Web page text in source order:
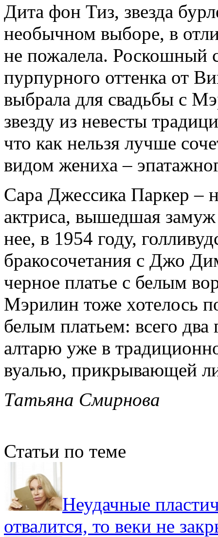
Дита фон Тиз, звезда
необычном выборе, в
не пожалела. Роскошный
пурпурного оттенка от
выбрала для свадьбы с
звезду из невесты
что как нельзя лучше
видом жениха –
Сара Джессика Паркер –
актриса, вышедшая замуж
нее, в 1954 году,
бракосочетания с Джо
черное платье с белым
Мэрилин тоже хотелось
белым платьем: всего
алтарю уже в
вуалью, прикрывающей
Татьяна Смирнова
Статьи по теме
Неудачные
отвалится, то веки не